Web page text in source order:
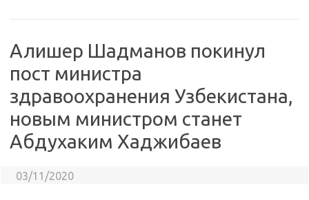
Алишер Шадманов покинул
пост министра
здравоохранения Узбекистана,
новым министром станет
Абдухаким Хаджибаев
03/11/2020